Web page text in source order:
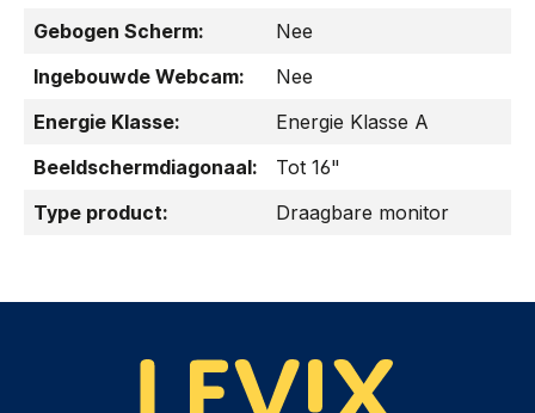
Gebogen Scherm:
Nee
Ingebouwde Webcam:
Nee
Energie Klasse:
Energie Klasse A
Beeldschermdiagonaal:
Tot 16"
Type product:
Draagbare monitor